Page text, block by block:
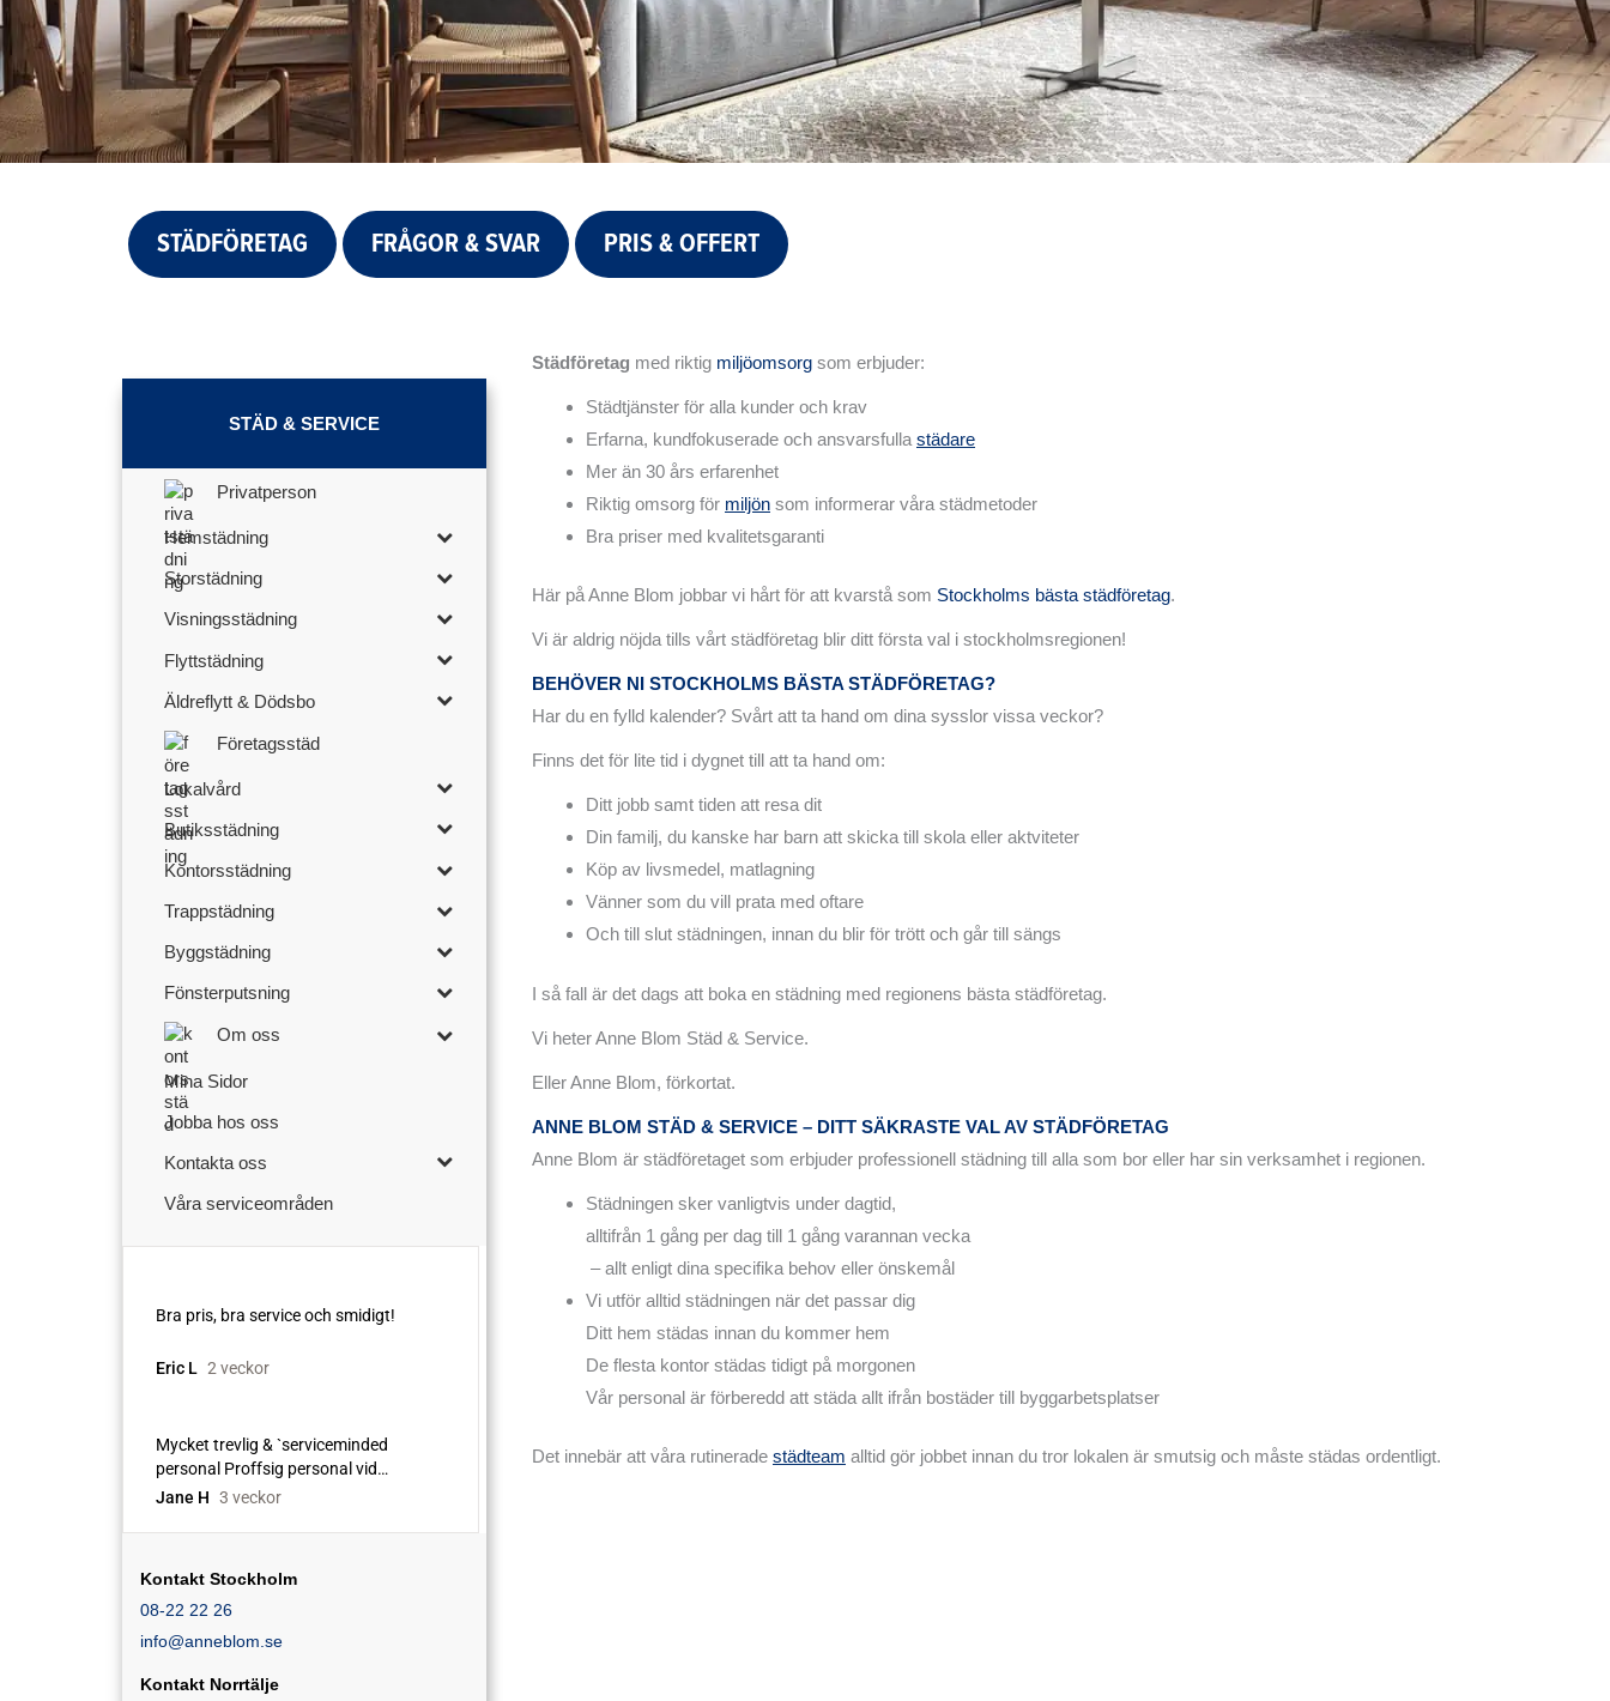
STÄDFÖRETAG FRÅGOR & SVAR PRIS & OFFERT
STÄD & SERVICE
Privatperson
Hemstädning
Storstädning
Visningsstädning
Flyttstädning
Äldreflytt & Dödsbo
Företagsstäd
Lokalvård
Butiksstädning
Kontorsstädning
Trappstädning
Byggstädning
Fönsterputsning
Om oss
Mina Sidor
Jobba hos oss
Kontakta oss
Våra serviceområden
Kontakt Stockholm
08-22 22 26
info@anneblom.se
Kontakt Norrtälje
Städföretag med riktig miljöomsorg som erbjuder:
Städtjänster för alla kunder och krav
Erfarna, kundfokuserade och ansvarsfulla städare
Mer än 30 års erfarenhet
Riktig omsorg för miljön som informerar våra städmetoder
Bra priser med kvalitetsgaranti
Här på Anne Blom jobbar vi hårt för att kvarstå som Stockholms bästa städföretag.
Vi är aldrig nöjda tills vårt städföretag blir ditt första val i stockholmsregionen!
BEHÖVER NI STOCKHOLMS BÄSTA STÄDFÖRETAG?
Har du en fylld kalender? Svårt att ta hand om dina sysslor vissa veckor?
Finns det för lite tid i dygnet till att ta hand om:
Ditt jobb samt tiden att resa dit
Din familj, du kanske har barn att skicka till skola eller aktviteter
Köp av livsmedel, matlagning
Vänner som du vill prata med oftare
Och till slut städningen, innan du blir för trött och går till sängs
I så fall är det dags att boka en städning med regionens bästa städföretag.
Vi heter Anne Blom Städ & Service.
Eller Anne Blom, förkortat.
ANNE BLOM STÄD & SERVICE – DITT SÄKRASTE VAL AV STÄDFÖRETAG
Anne Blom är städföretaget som erbjuder professionell städning till alla som bor eller har sin verksamhet i regionen.
Städningen sker vanligtvis under dagtid,
alltifrån 1 gång per dag till 1 gång varannan vecka
– allt enligt dina specifika behov eller önskemål
Vi utför alltid städningen när det passar dig
Ditt hem städas innan du kommer hem
De flesta kontor städas tidigt på morgonen
Vår personal är förberedd att städa allt ifrån bostäder till byggarbetsplatser
Det innebär att våra rutinerade städteam alltid gör jobbet innan du tror lokalen är smutsig och måste städas ordentligt.